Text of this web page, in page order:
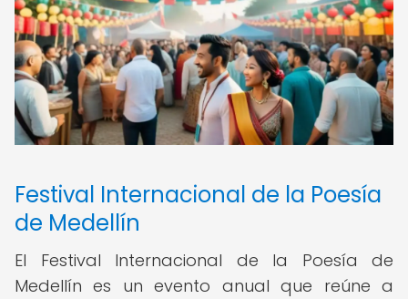
Festival Internacional de la Poesía
de Medellín
El Festival Internacional de la Poesía de
Medellín es un evento anual que reúne a